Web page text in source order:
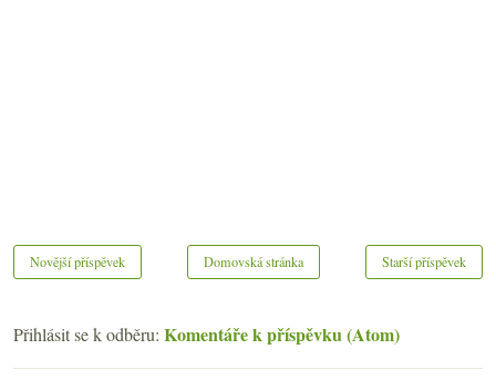
Novější příspěvek Starší příspěvek
Domovská stránka
Přihlásit se k odběru: Komentáře k příspěvku (Atom)